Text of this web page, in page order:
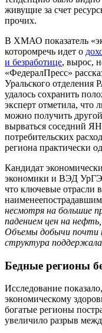
живущие за счет
прочих.
В ХМАО показатель
которомречь идет о
и безработице, вырос,
«ФедералПресс»
Уральского отделения
удалось сохранить
эксперт отметила, что
можно получить
вырваться соседний
потребительских
региона практически
Кандидат
экономики и ВЭД
что ключевые отрасли
несмотря на большие
падением цен на
Объемы добычи почти
структура
Бедные регионы
Исследование
экономическому
богатые регионы
увеличило разрыв